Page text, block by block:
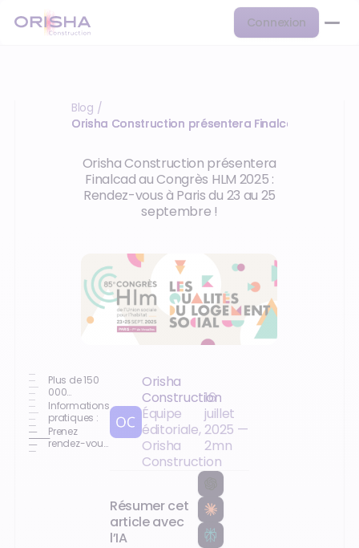
Connexion
Blog /
Orisha Construction présentera Finalcad au
Orisha Construction présentera
Finalcad au Congrès HLM 2025 :
Rendez-vous à Paris du 23 au 25
septembre !
Plus de 150
000
logements
rénovés :
Finalcad,
l’application
Informations
pratiques :
Prenez
rendez-vous
Orisha
Construction
Équipe
éditoriale,
Orisha
Construction
16
juillet
2025 —
2mn
Résumer cet
article avec
l’IA